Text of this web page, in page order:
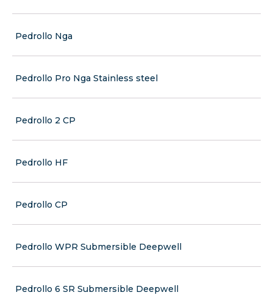
Pedrollo Nga
Pedrollo Pro Nga Stainless steel
Pedrollo 2 CP
Pedrollo HF
Pedrollo CP
Pedrollo WPR Submersible Deepwell
Pedrollo 6 SR Submersible Deepwell